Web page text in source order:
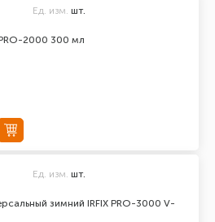
2000 300 мл
Ед. изм. шт.
зимний IRFIX PRO-3000 V-
Ед. изм. шт.